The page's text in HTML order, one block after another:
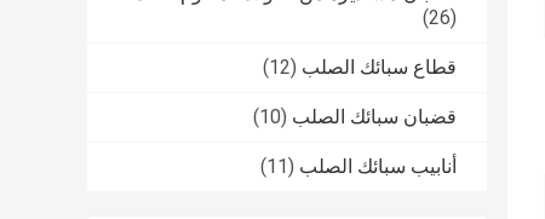
(26)
قطاع سبائك الصلب (12)
قضبان سبائك الصلب (10)
أنابيب سبائك الصلب (11)